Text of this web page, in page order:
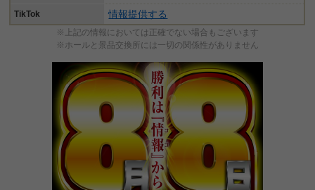
TikTok 情報提供する
※上記の情報においては正確でない場合もございます
※ホールと景品交換所には一切の関係性がありません